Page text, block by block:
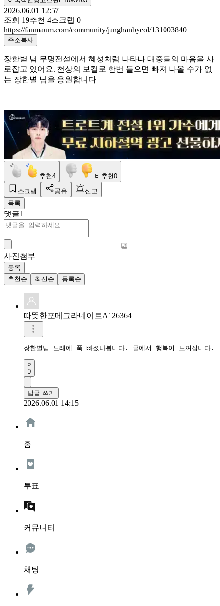
2026.06.01 12:57
조회 19추천 4스크랩 0
https://fanmaum.com/community/janghanbyeol/131003840
주소복사
장한별 님 무명전설에서 혜성처럼 나타나 대중들의 마음을 사
로잡고 있어요. 천상의 보컬로 한번 들으면 빠져 나올 수가 없
는 장한별 님을 응원합니다
추천4 비추천0
스크랩 공유
신고
목록
댓글1
사진첨부
등록
추천순
최신순 등록순
따뜻한포메그라네이트A126364
장한별님 노래에 푹 빠졌나봅니다. 글에서 행복이 느껴집니다.
0
답글 쓰기
2026.06.01 14:15
홈
투표
커뮤니티
채팅